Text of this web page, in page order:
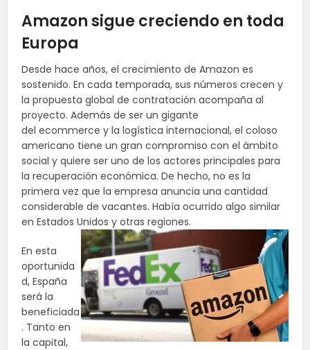
Amazon sigue creciendo en toda
Europa
Desde hace años, el crecimiento de Amazon es
sostenido. En cada temporada, sus números crecen y
la propuesta global de contratación acompaña al
proyecto. Además de ser un gigante
del ecommerce y la logística internacional, el coloso
americano tiene un gran compromiso con el ámbito
social y quiere ser uno de los actores principales para
la recuperación económica. De hecho, no es la
primera vez que la empresa anuncia una cantidad
considerable de vacantes. Había ocurrido algo similar
en Estados Unidos y otras regiones.
En esta
oportunida
d, España
será la
beneficiada
. Tanto en
la capital,